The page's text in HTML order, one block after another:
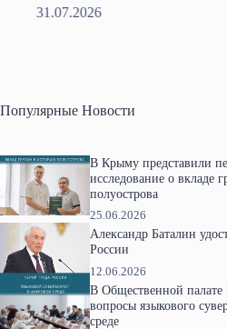
31.07.2026
Популярные Новости
В Крыму представили
исследование о вкладе
полуострова
25.06.2026
Александр Баталин
России
12.06.2026
В Общественной
вопросы языкового
среде